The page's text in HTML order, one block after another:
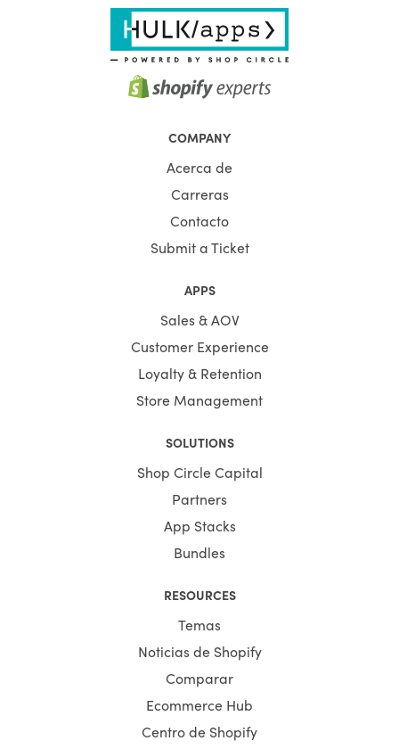
COMPANY
Acerca de
Carreras
Contacto
Submit a Ticket
APPS
Sales & AOV
Customer Experience
Loyalty & Retention
Store Management
SOLUTIONS
Shop Circle Capital
Partners
App Stacks
Bundles
RESOURCES
Temas
Noticias de Shopify
Comparar
Ecommerce Hub
Centro de Shopify